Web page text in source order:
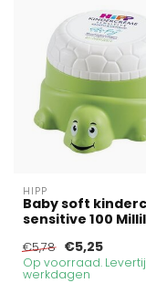
HIPP
Baby soft
sensitive 100
€5,78 €5,25
Op voorraad.
werkdagen